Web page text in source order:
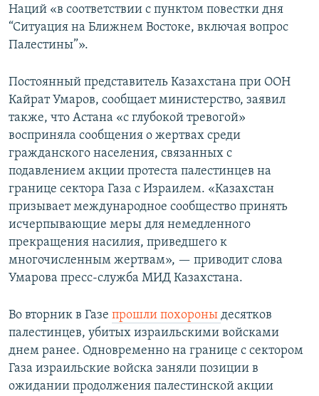
Наций «в соответствии с пунктом повестки дня
“Ситуация на Ближнем Востоке, включая вопрос
Палестины”».
Постоянный представитель Казахстана при ООН
Кайрат Умаров, сообщает министерство, заявил
также, что Астана «с глубокой тревогой»
восприняла сообщения о жертвах среди
гражданского населения, связанных с
подавлением акции протеста палестинцев на
границе сектора Газа с Израилем. «Казахстан
призывает международное сообщество принять
исчерпывающие меры для немедленного
прекращения насилия, приведшего к
многочисленным жертвам», — приводит слова
Умарова пресс-служба МИД Казахстана.
Во вторник в Газе прошли похороны десятков
палестинцев, убитых израильскими войсками
днем ранее. Одновременно на границе с сектором
Газа израильские войска заняли позиции в
ожидании продолжения палестинской акции